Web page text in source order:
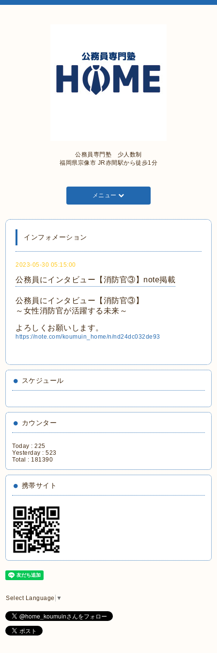
公務員専門塾 少人数制
福岡県宗像市 JR赤間駅から徒歩1分
メニュー
インフォメーション
2023-05-30 05:15:00
公務員にインタビュー【消防官③】note掲載
公務員にインタビュー【消防官③】
～女性消防官が活躍する未来～
よろしくお願いします。
https://note.com/koumuin_home/n/nd24dc032de93
スケジュール
カウンター
Today :225
Yesterday :523
Total : 181390
携帯サイト
Select Language ▼